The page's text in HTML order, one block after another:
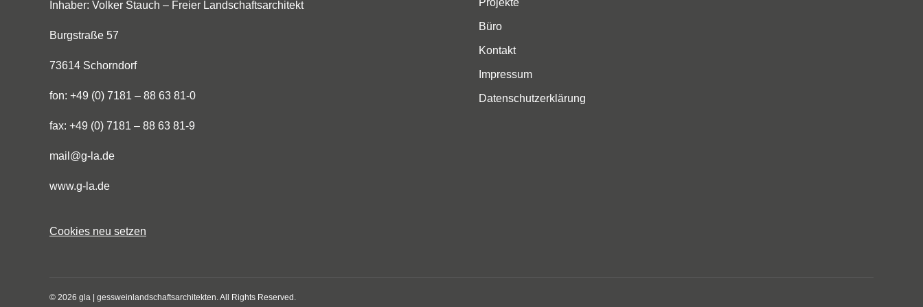
Inhaber: Volker Stauch – Freier Landschaftsarchitekt
Burgstraße 57
73614 Schorndorf
fon: +49 (0) 7181 – 88 63 81-0
fax: +49 (0) 7181 – 88 63 81-9
mail@g-la.de
www.g-la.de
Cookies neu setzen
Projekte
Büro
Kontakt
Impressum
Datenschutzerklärung
© 2026 gla | gessweinlandschaftsarchitekten. All Rights Reserved.